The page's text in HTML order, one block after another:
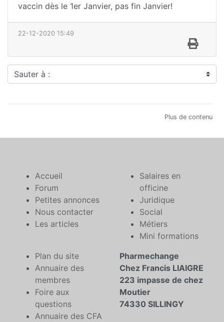
vaccin dès le 1er Janvier, pas fin Janvier!
22-12-2020 15:49
Sauter à :
Plus de contenu
Accueil
Forum
Petites annonces
Nous contacter
Les articles
Salaires en
officine
Juridique
Social
Métiers
Mini formations
Plan du site
Annuaire des
membres
Foire aux
questions
Annuaire des CFA
Pharmechange
Chez Francis LIAIGRE
223 impasse de chez
Moutier
74330 SILLINGY